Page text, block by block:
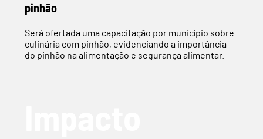
pinhão
Será ofertada uma capacitação por município sobre
culinária com pinhão, evidenciando a importância
do pinhão na alimentação e segurança alimentar.